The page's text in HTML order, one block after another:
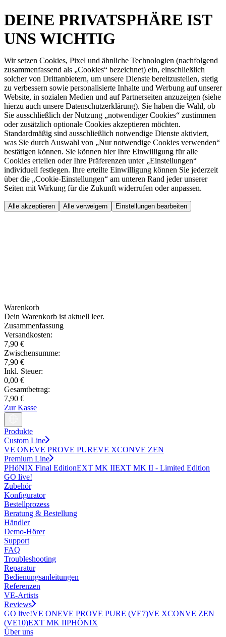
DEINE PRIVATSPHÄRE IST
UNS WICHTIG
Wir setzen Cookies, Pixel und ähnliche Technologien (nachfolgend
zusammenfassend als „Cookies“ bezeichnet) ein, einschließlich
solcher von Drittanbietern, um unsere Dienste bereitzustellen, stetig
zu verbessern sowie personalisierte Inhalte und Werbung auf unserer
Website, in sozialen Medien und auf Partnerseiten anzuzeigen (siehe
hierzu auch unsere Datenschutzerklärung). Sie haben die Wahl, ob
Sie ausschließlich der Nutzung „notwendiger Cookies“ zustimmen
oder zusätzlich optionale Cookies akzeptieren möchten.
Standardmäßig sind ausschließlich notwendige Dienste aktiviert,
was Sie durch Auswahl von „Nur notwendige Cookies verwenden“
bestätigen können. Sie können hier Ihre Einwilligung für alle
Cookies erteilen oder Ihre Präferenzen unter „Einstellungen“
individuell festlegen. Ihre erteilte Einwilligung können Sie jederzeit
über die „Cookie-Einstellungen“ am unteren Rand jeder unserer
Seiten mit Wirkung für die Zukunft widerrufen oder anpassen.
Alle akzeptieren Alle verweigern Einstellungen bearbeiten
Warenkorb
Dein Warenkorb ist aktuell leer.
Zusammenfassung
Versandkosten:
7,90 €
Zwischensumme:
7,90 €
Inkl. Steuer:
0,00 €
Gesamtbetrag:
7,90 €
Zur Kasse
Produkte
Custom Line
VE ONEVE PROVE PUREVE XCONVE ZEN
Premium Line
PHöNIX Final EditionEXT MK IIEXT MK II - Limited Edition
GO live!
Zubehör
Konfigurator
Bestellprozess
Beratung & Bestellung
Händler
Demo-Hörer
Support
FAQ
Troubleshooting
Reparatur
Bedienungsanleitungen
Referenzen
VE-Artists
Reviews
GO live!VE ONEVE PROVE PURE (VE7)VE XCONVE ZEN
(VE10)EXT MK IIPHÖNIX
Über uns